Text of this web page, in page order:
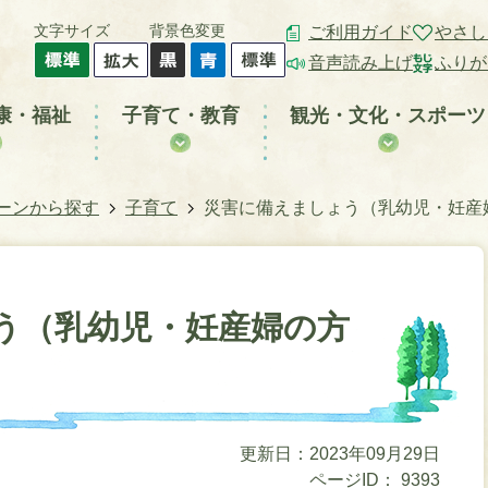
文字サイズ 背景色変更
ご利用ガイド
音声読み上げ
やさ
ふり
・福祉 子育て・教育 観光・文化・スポーツ
ンから探す 子育て 災害に備えましょう（乳幼児・妊産
（乳幼児・妊産婦の方
更新日：2023年09月29日
ページID：
9393